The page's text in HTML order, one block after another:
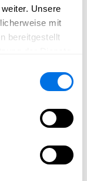
Unsere
mit
bereitgestellt